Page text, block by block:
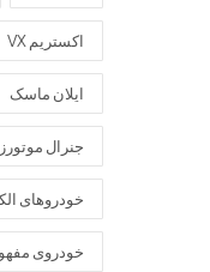
اکستریم VX
ایلان ماسک
جنرال موتورز
خودروهای
خودروی